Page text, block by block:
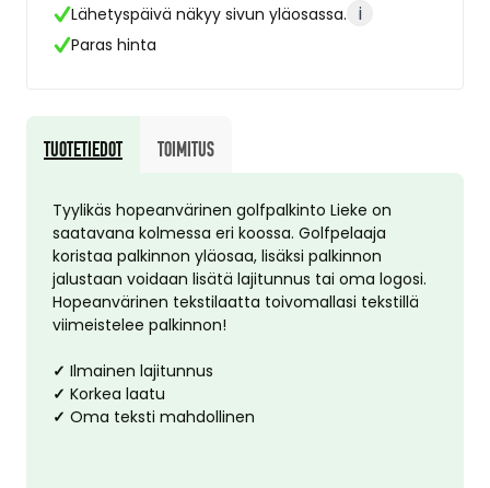
Lähetyspäivä näkyy sivun yläosassa. i
Paras hinta
Tyylikäs hopeanvärinen golfpalkinto Lieke on
saatavana kolmessa eri koossa. Golfpelaaja
koristaa palkinnon yläosaa, lisäksi palkinnon
jalustaan voidaan lisätä lajitunnus tai oma logosi.
Hopeanvärinen tekstilaatta toivomallasi tekstillä
viimeistelee palkinnon!
✓ Ilmainen lajitunnus
✓ Korkea laatu
✓ Oma teksti mahdollinen
Tuotetiedot Toimitus